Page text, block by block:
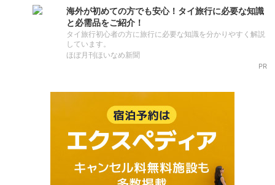
海外が初めての方でも安心！タイ旅行に必要な知識
と必需品をご紹介！
タイ旅行初心者の方に旅行に必要な知識を分かりやすく解説
しています。
ほぼ月刊ほいなめ新聞
PR